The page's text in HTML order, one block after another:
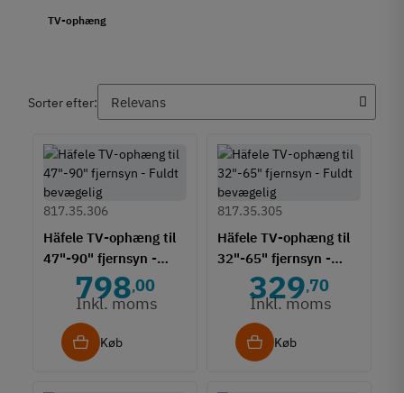
TV-ophæng
Sorter efter:
Häfele TV-ophæng til
47"-90" fjernsyn -
Fuldt bevægelig
817.35.306
798,00
Inkl. moms
Køb
Häfele TV-ophæng til
32"-65" fjernsyn -
Fuldt bevægelig
817.35.305
329,70
Inkl. moms
Køb